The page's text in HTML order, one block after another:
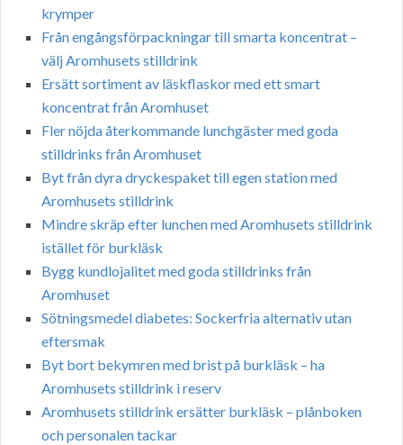
krymper
Från engångsförpackningar till smarta koncentrat –
välj Aromhusets stilldrink
Ersätt sortiment av läskflaskor med ett smart
koncentrat från Aromhuset
Fler nöjda återkommande lunchgäster med goda
stilldrinks från Aromhuset
Byt från dyra dryckespaket till egen station med
Aromhusets stilldrink
Mindre skräp efter lunchen med Aromhusets stilldrink
istället för burkläsk
Bygg kundlojalitet med goda stilldrinks från
Aromhuset
Sötningsmedel diabetes: Sockerfria alternativ utan
eftersmak
Byt bort bekymren med brist på burkläsk – ha
Aromhusets stilldrink i reserv
Aromhusets stilldrink ersätter burkläsk – plånboken
och personalen tackar